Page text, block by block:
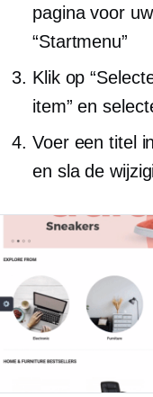
pagina voor
“Startmenu”
Klik op
item” en
Voer een titel
en sla de